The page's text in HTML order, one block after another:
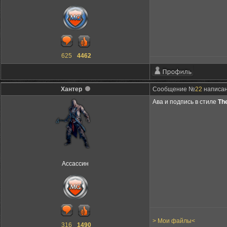
625 4462
Хaнтер Сообщение №22
Ассассин
316 1490
Ава и подпись в стиле
> Мои файлы<